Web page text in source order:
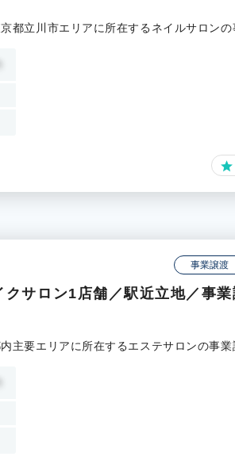
都立川市エリアに所在するネイルサロンの
事業譲渡
サロン1店舗／駅近立地／事
主要エリアに所在するエステサロンの事業